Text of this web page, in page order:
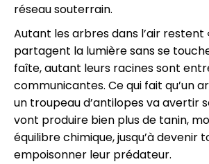
réseau souterrain.
Autant les arbres dans l’air restent
partagent la lumière sans se
faîte, autant leurs racines sont
communicantes. Ce qui fait qu’un
un troupeau d’antilopes va avertir
vont produire bien plus de tanin,
équilibre chimique, jusqu’à devenir
empoisonner leur prédateur.